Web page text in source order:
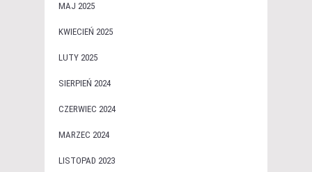
MAJ 2025
KWIECIEŃ 2025
LUTY 2025
SIERPIEŃ 2024
CZERWIEC 2024
MARZEC 2024
LISTOPAD 2023